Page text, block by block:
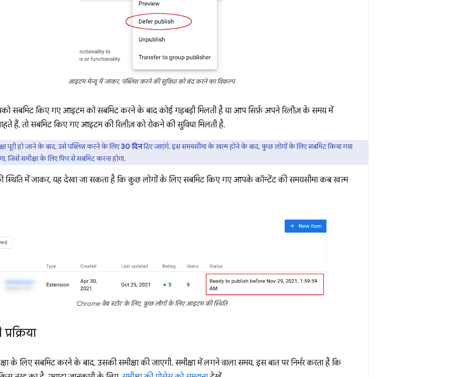
आइटम मेन्यू में जाकर, पब्लिश करने की सुविधा को बंद करने का विकल्प
सबमिट किए गए आइटम को सबमिट करने के बाद कोई गड़बड़ी मिलती है या आप सिर्फ़ अपने रिलीज़ के समय में
हैं, तो सबमिट किए गए आइटम की रिलीज़ को रोकने की सुविधा मिलती है.
पूरी हो जाने के बाद, उसे पब्लिश करने के लिए30 दिनदिए जाएंगे. इस समयसीमा के खत्म होने के बाद, कुछ लोगों के लिए सबमिट किया गया
जिसे समीक्षा के लिए फिर से सबमिट करना होगा.
में जाकर, यह देखा जा सकता है कि कुछ लोगों के लिए सबमिट किए गए आपके कॉन्टेंट की समयसीमा कब खत्म
'Chrome वेब स्टोर' के लिए, कुछ लोगों के लिए आइटम की स्थिति
के लिए सबमिट करने के बाद, उसकी समीक्षा की जाएगी. समीक्षा में लगने वाला समय, इस बात पर निर्भर करता है कि